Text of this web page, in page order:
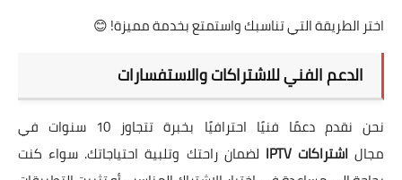
اختر الطريقة التي تناسبك واستمتع بخدمة مميزة! 😊
الدعم الفني للاشتراكات والاستفسارات
نحن نقدم دعمًا فنيًا احترافيًا بخبرة تتجاوز 10 سنوات في
مجالاشتراكات IPTV
لضمان راحتك وتلبية احتياجاتك. سواء كنت